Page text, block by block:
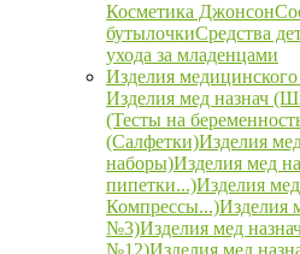
Косметика Джонсон
бутылочкиСредства
ухода за младенцами
Изделия медицинского
Изделия мед назнач
(Тесты на
(Салфетки)Изделия
наборы)Изделия мед
пипетки...)Изделия
Компрессы...)Изделия
№3)Изделия мед